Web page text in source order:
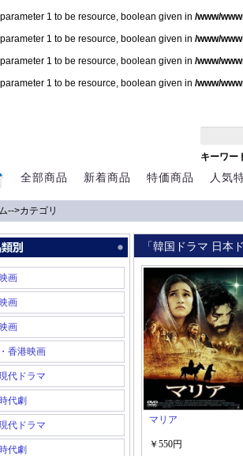
1 to be resource, boolean given in /www/
1 to be resource, boolean given in /www/
1 to be resource, boolean given in /www/
1 to be resource, boolean given in /www/
キーワー
全部商品 新着商品 特価商品 人気
-->カテゴリ
画
画
画
香港映画
代ドラマ
代劇
代ドラマ
代劇
「韓国ドラマ 日本
マリア
￥550円